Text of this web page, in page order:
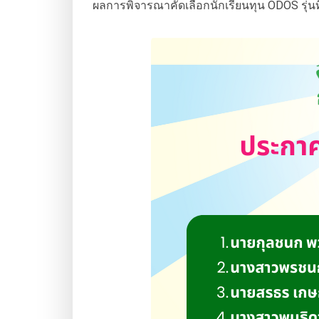
ผลการพิจารณาคัดเลือกนักเรียนทุน ODOS รุ่น